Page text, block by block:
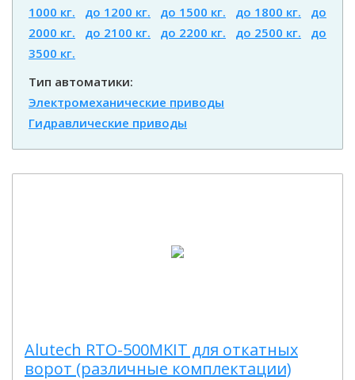
1000 кг.
до 1200 кг. до 1500 кг. до 1800 кг.
до
2000 кг.
до 2100 кг. до 2200 кг. до 2500 кг.
до
3500 кг.
Тип автоматики:
Электромеханические приводы
Гидравлические приводы
Alutech RTO-500MKIT для откатных
ворот (различные комплектации)